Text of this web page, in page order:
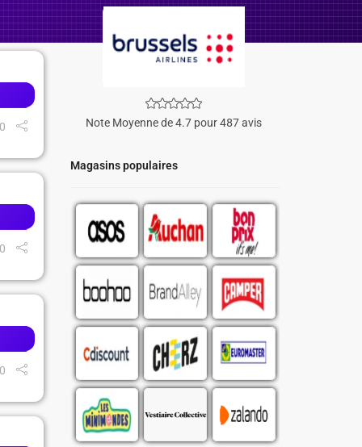
Note Moyenne de 4.7 pour 487 avis
Magasins populaires